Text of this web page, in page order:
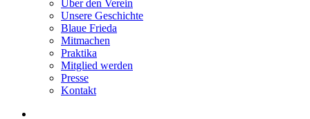
Über den Verein
Unsere Geschichte
Blaue Frieda
Mitmachen
Praktika
Mitglied werden
Presse
Kontakt